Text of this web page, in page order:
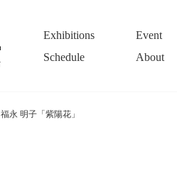
Exhibitions
Event
Schedule
About
福永 明子「紫陽花」